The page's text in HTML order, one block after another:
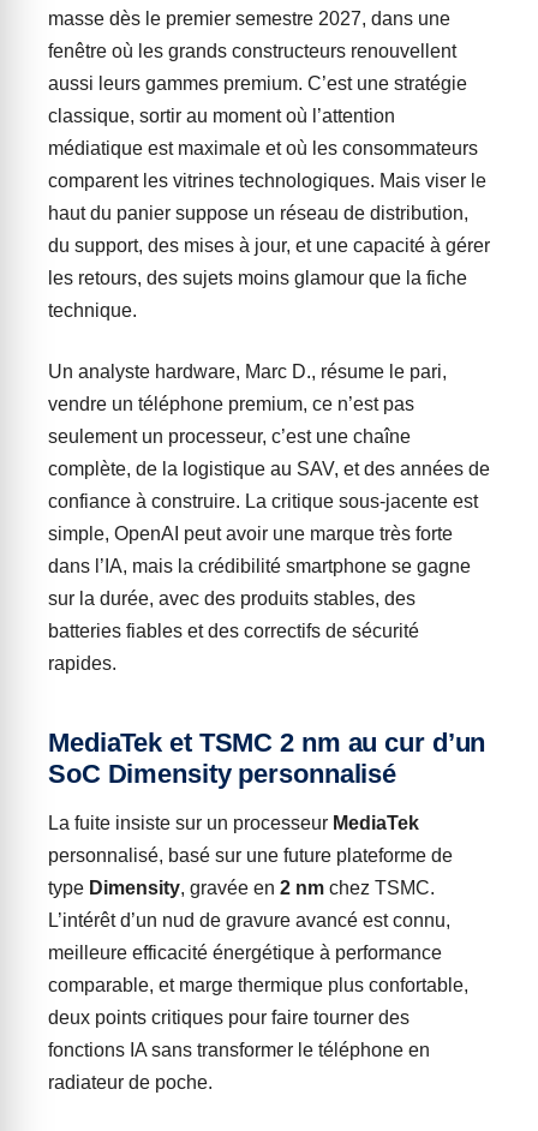
masse dès le premier semestre 2027, dans une
fenêtre où les grands constructeurs renouvellent
aussi leurs gammes premium. C’est une stratégie
classique, sortir au moment où l’attention
médiatique est maximale et où les consommateurs
comparent les vitrines technologiques. Mais viser le
haut du panier suppose un réseau de distribution,
du support, des mises à jour, et une capacité à gérer
les retours, des sujets moins glamour que la fiche
technique.
Un analyste hardware, Marc D., résume le pari,
vendre un téléphone premium, ce n’est pas
seulement un processeur, c’est une chaîne
complète, de la logistique au SAV, et des années de
confiance à construire. La critique sous-jacente est
simple, OpenAI peut avoir une marque très forte
dans l’IA, mais la crédibilité smartphone se gagne
sur la durée, avec des produits stables, des
batteries fiables et des correctifs de sécurité
rapides.
MediaTek et TSMC 2 nm au cur d’un
SoC Dimensity personnalisé
La fuite insiste sur un processeur MediaTek
personnalisé, basé sur une future plateforme de
type Dimensity, gravée en 2 nm chez TSMC.
L’intérêt d’un nud de gravure avancé est connu,
meilleure efficacité énergétique à performance
comparable, et marge thermique plus confortable,
deux points critiques pour faire tourner des
fonctions IA sans transformer le téléphone en
radiateur de poche.